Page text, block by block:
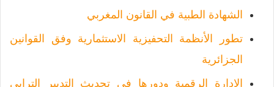
الشهادة الطبية في القانون المغربي
تطور الأنظمة التحفيزية الاستثمارية وفق القوانين
الجزائرية
الإدارة الرقمية ودورها في تحديث التدبير الترابي